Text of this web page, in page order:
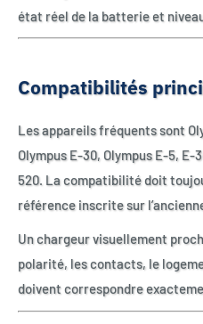
état réel de la batterie et
Compatibilités
Les appareils fréquents sont
Olympus E-30, Olympus E-5, E-
520. La compatibilité doit
référence inscrite sur
Un chargeur visuellement
polarité, les contacts, le
doivent correspondre